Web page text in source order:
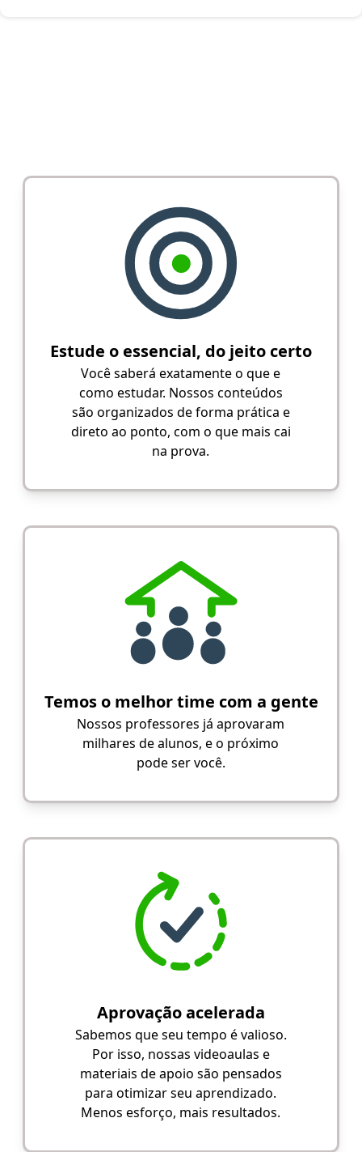
Estude o essencial, do jeito certo
Você saberá exatamente o que e
como estudar. Nossos conteúdos
são organizados de forma prática e
direto ao ponto, com o que mais cai
na prova.
Temos o melhor time com a gente
Nossos professores já aprovaram
milhares de alunos, e o próximo
pode ser você.
Aprovação acelerada
Sabemos que seu tempo é valioso.
Por isso, nossas videoaulas e
materiais de apoio são pensados
para otimizar seu aprendizado.
Menos esforço, mais resultados.